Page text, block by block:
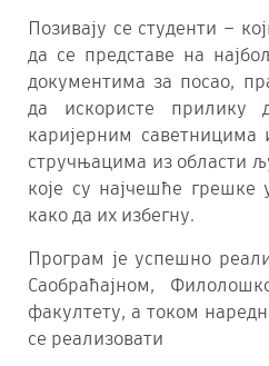
Позивају се студенти –
да се представе на
документима за посао,
да искористе прилику
каријерним
стручњацима из области
које су најчешће грешке
како да их избегну.
Програм је успешно
Саобраћајном,
факултету, а током
се реализовати